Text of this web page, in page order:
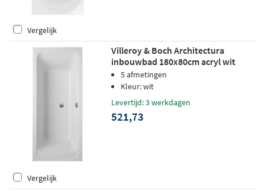
Vergelijk
Villeroy & Boch Architectura
inbouwbad 180x80cm acryl wit
5 afmetingen
Kleur: wit
Levertijd: 3 werkdagen
521,73
Vergelijk